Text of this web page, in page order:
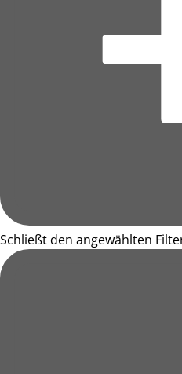
Schließt den angewählten